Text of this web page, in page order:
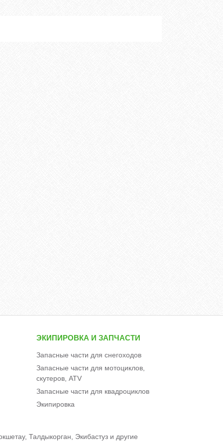
ЭКИПИРОВКА И ЗАПЧАСТИ
Запасные части для снегоходов
Запасные части для мотоциклов,
скутеров, ATV
Запасные части для квадроциклов
Экипировка
Талдыкорган, Экибастуз и другие